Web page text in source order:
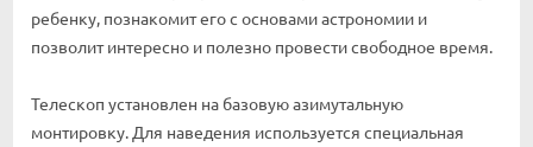
ребенку, познакомит его с основами астрономии и
позволит интересно и полезно провести свободное время.
Телескоп установлен на базовую азимутальную
монтировку. Для наведения используется специальная